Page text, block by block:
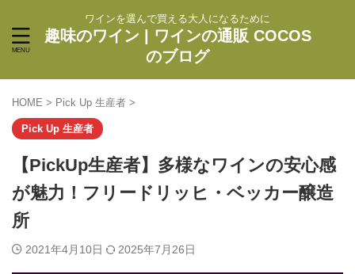
ワインを選んで買える大人になるために
趣味のワイン | ワインの通販 COCOS
のブログ
HOME > Pick Up 生産者 >
Pick Up 生産者
【PickUp生産者】多様なワインの安心感
が魅力！フリードリッヒ・ベッカー醸造
所
2021年4月10日 2025年7月26日